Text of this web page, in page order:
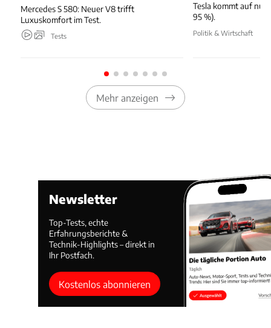
Mercedes S 580: Neuer V8 trifft
Luxuskomfort im Test.
Tests
Tesla kommt auf nur
95 %).
Politik & Wirtschaft
Mehr anzeigen
Newsletter
Top-Tests, echte
Erfahrungsberichte &
Technik-Highlights – direkt in
Ihr Postfach.
Kostenlos abonnieren